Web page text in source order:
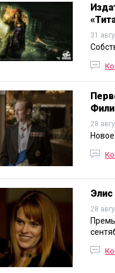
31
28
28